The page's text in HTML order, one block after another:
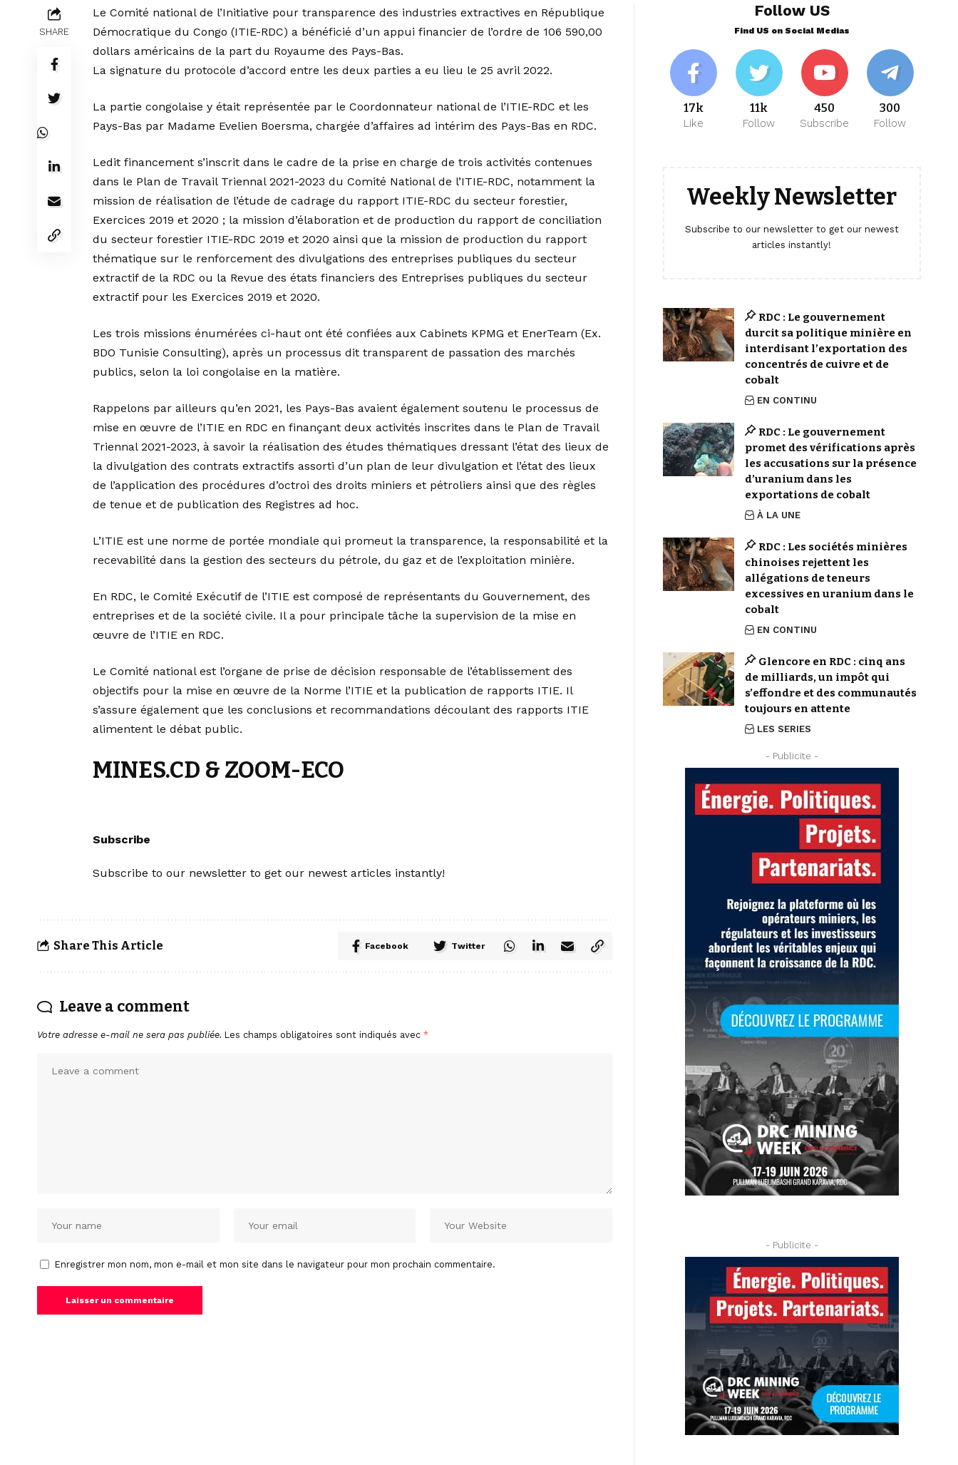
SHARE
Le Comité national de l’Initiative pour transparence des industries extractives en République
Démocratique du Congo (ITIE-RDC) a bénéficié d’un appui financier de l’ordre de 106 590,00
dollars américains de la part du Royaume des Pays-Bas.
La signature du protocole d’accord entre les deux parties a eu lieu le 25 avril 2022.
La partie congolaise y était représentée par le Coordonnateur national de l’ITIE-RDC et les
Pays-Bas par Madame Evelien Boersma, chargée d’affaires ad intérim des Pays-Bas en RDC.
Ledit financement s’inscrit dans le cadre de la prise en charge de trois activités contenues
dans le Plan de Travail Triennal 2021-2023 du Comité National de l’ITIE-RDC, notamment la
mission de réalisation de l’étude de cadrage du rapport ITIE-RDC du secteur forestier,
Exercices 2019 et 2020 ; la mission d’élaboration et de production du rapport de conciliation
du secteur forestier ITIE-RDC 2019 et 2020 ainsi que la mission de production du rapport
thématique sur le renforcement des divulgations des entreprises publiques du secteur
extractif de la RDC ou la Revue des états financiers des Entreprises publiques du secteur
extractif pour les Exercices 2019 et 2020.
Les trois missions énumérées ci-haut ont été confiées aux Cabinets KPMG et EnerTeam (Ex.
BDO Tunisie Consulting), après un processus dit transparent de passation des marchés
publics, selon la loi congolaise en la matière.
Rappelons par ailleurs qu’en 2021, les Pays-Bas avaient également soutenu le processus de
mise en œuvre de l’ITIE en RDC en finançant deux activités inscrites dans le Plan de Travail
Triennal 2021-2023, à savoir la réalisation des études thématiques dressant l’état des lieux de
la divulgation des contrats extractifs assorti d’un plan de leur divulgation et l’état des lieux
de l’application des procédures d’octroi des droits miniers et pétroliers ainsi que des règles
de tenue et de publication des Registres ad hoc.
L’ITIE est une norme de portée mondiale qui promeut la transparence, la responsabilité et la
recevabilité dans la gestion des secteurs du pétrole, du gaz et de l’exploitation minière.
En RDC, le Comité Exécutif de l’ITIE est composé de représentants du Gouvernement, des
entreprises et de la société civile. Il a pour principale tâche la supervision de la mise en
œuvre de l’ITIE en RDC.
Le Comité national est l’organe de prise de décision responsable de l’établissement des
objectifs pour la mise en œuvre de la Norme l’ITIE et la publication de rapports ITIE. Il
s’assure également que les conclusions et recommandations découlant des rapports ITIE
alimentent le débat public.
MINES.CD & ZOOM-ECO
Subscribe
Subscribe to our newsletter to get our newest articles instantly!
Share This Article Facebook Twitter
Leave a comment
Votre adresse e-mail ne sera pas publiée. Les champs obligatoires sont indiqués avec *
Enregistrer mon nom, mon e-mail et mon site dans le navigateur pour mon prochain commentaire.
Follow US
Find US on Social Medias
17k
Like
11k
Follow
450
Subscribe
300
Follow
Weekly Newsletter
Subscribe to our newsletter to get our newest
articles instantly!
RDC : Le gouvernement
durcit sa politique minière en
interdisant l’exportation des
concentrés de cuivre et de
cobalt
EN CONTINU
RDC : Le gouvernement
promet des vérifications après
les accusations sur la présence
d’uranium dans les
exportations de cobalt
À LA UNE
RDC : Les sociétés minières
chinoises rejettent les
allégations de teneurs
excessives en uranium dans le
cobalt
EN CONTINU
Glencore en RDC : cinq ans
de milliards, un impôt qui
s’effondre et des communautés
toujours en attente
LES SERIES
- Publicite -
- Publicite -